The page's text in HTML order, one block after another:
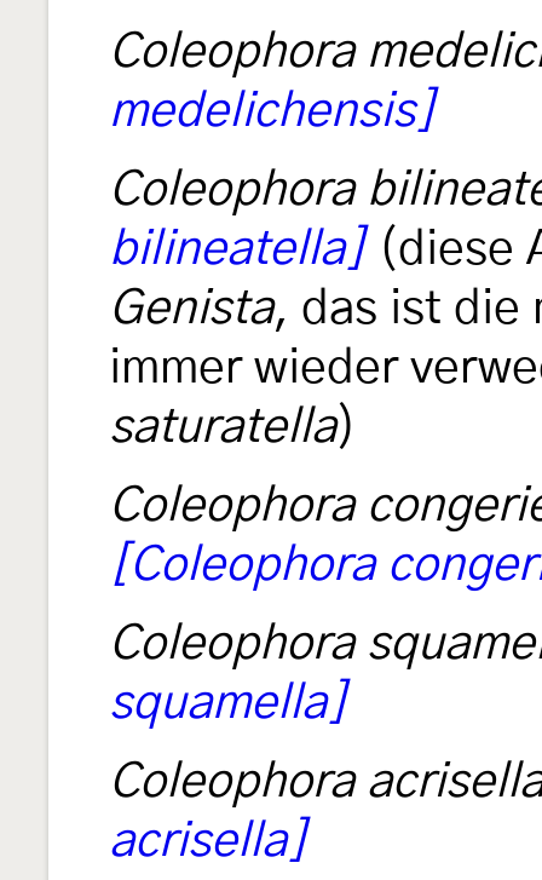
Coleophora
medelichensis]
Coleophora
bilineatella](diese
Genista, das ist die
immer wieder
saturatella)
Coleophora
[Coleophora
Coleophora
squamella]
Coleophora
acrisella]